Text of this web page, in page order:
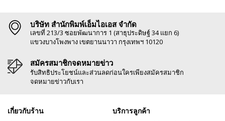
บริษัท สำนักพิมพ์เอ็มไอเอส จำกัด
เลขที่ 213/3 ซอยพัฒนาการ 1 (สาธุประดิษฐ์ 34 แยก 6)
แขวงบางโพงพาง เขตยานนาวา กรุงเทพฯ 10120
สมัครสมาชิกจดหมายข่าว
รับสิทธิประโยชน์และส่วนลดก่อนใครเพียงสมัครสมาชิก
จดหมายข่าวกับเรา
เกี่ยวกับร้าน บริการลูกค้า